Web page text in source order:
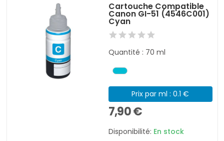
Cartouche Compatible
Canon GI-51 (4546C001)
Cyan
Quantité : 70 ml
Prix par ml : 0.1 €
7,90 €
Disponibilité: En stock